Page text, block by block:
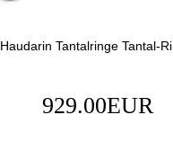
Haudarin Tantalringe Tantal-
929.00EUR